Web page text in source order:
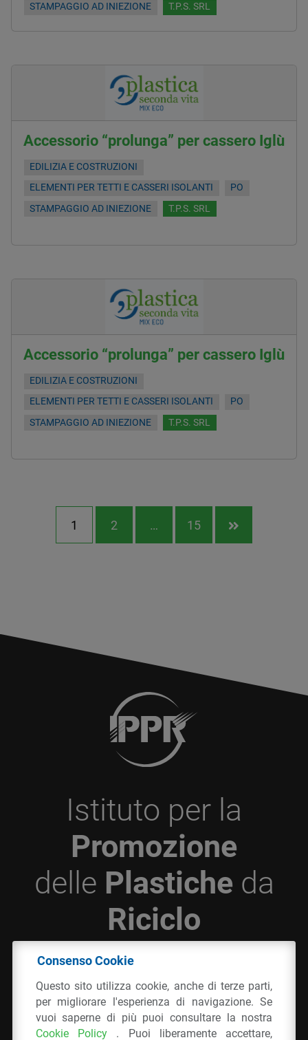
STAMPAGGIO AD INIEZIONE
T.P.S. SRL
Accessorio “prolunga” per cassero Iglù
EDILIZIA E COSTRUZIONI
ELEMENTI PER TETTI E CASSERI ISOLANTI
PO
STAMPAGGIO AD INIEZIONE
T.P.S. SRL
Accessorio “prolunga” per cassero Iglù
EDILIZIA E COSTRUZIONI
ELEMENTI PER TETTI E CASSERI ISOLANTI
PO
STAMPAGGIO AD INIEZIONE
T.P.S. SRL
1 2 … 15 
Istituto per la
Promozione
delle Plastiche da
Riciclo
Plastiche da Riciclo
C.F. 97381090154
Consenso Cookie
Questo sito utilizza cookie, anche di terze parti,
per migliorare l'esperienza di navigazione. Se
vuoi saperne di più puoi consultare la nostra
Cookie Policy . Puoi liberamente accettare,